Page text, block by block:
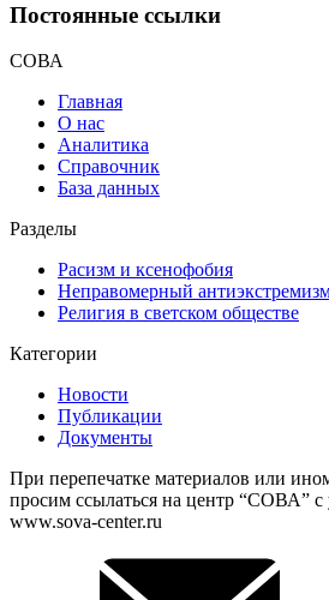
Постоянные ссылки
СОВА
Главная
О нас
Аналитика
Справочник
База данных
Разделы
Расизм и ксенофобия
Неправомерный
Религия в светском обществе
Категории
Новости
Публикации
Документы
При перепечатке материалов или
просим ссылаться на центр “СОВА” с
www.sova-center.ru